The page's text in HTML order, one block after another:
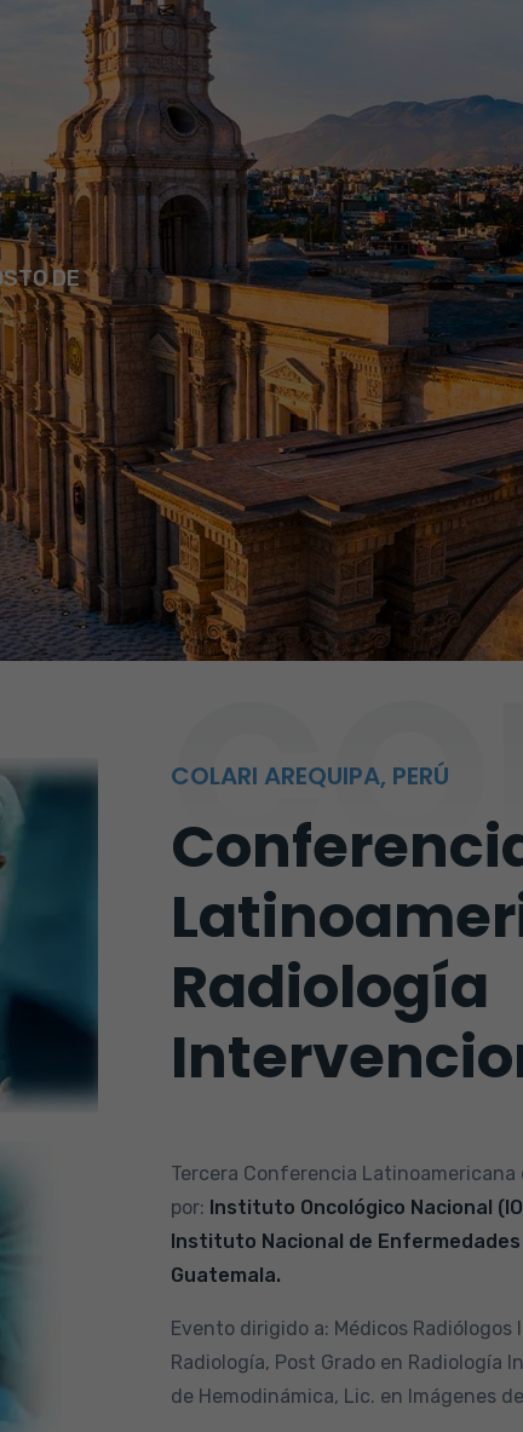
DE
COLARI AREQUIPA, PERÚ
Radiología
Tercera Conferencia
por: Instituto Oncológico Nacional
Instituto Nacional de
Guatemala.
Evento dirigido a: Médicos
Radiología, Post Grado en Radiología
de Hemodinámica, Lic. en Imágenes